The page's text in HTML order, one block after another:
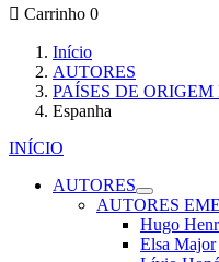
 Carrinho 0
Início
AUTORES
PAÍSES DE ORIGEM
Espanha
INÍCIO
AUTORES
AUTORES
Hugo
Elsa Major